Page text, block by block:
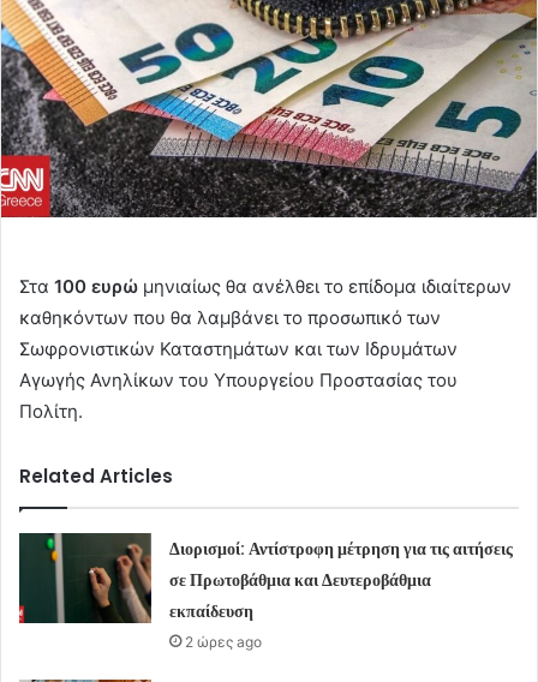
Στα 100 ευρώ μηνιαίως θα ανέλθει το επίδομα ιδιαίτερων
καθηκόντων που θα λαμβάνει το προσωπικό των
Σωφρονιστικών Καταστημάτων και των Ιδρυμάτων
Αγωγής Ανηλίκων του Υπουργείου Προστασίας του
Πολίτη.
Related Articles
Διορισμοί: Αντίστροφη μέτρηση για τις αιτήσεις
σε Πρωτοβάθμια και Δευτεροβάθμια
εκπαίδευση
2 ώρες ago